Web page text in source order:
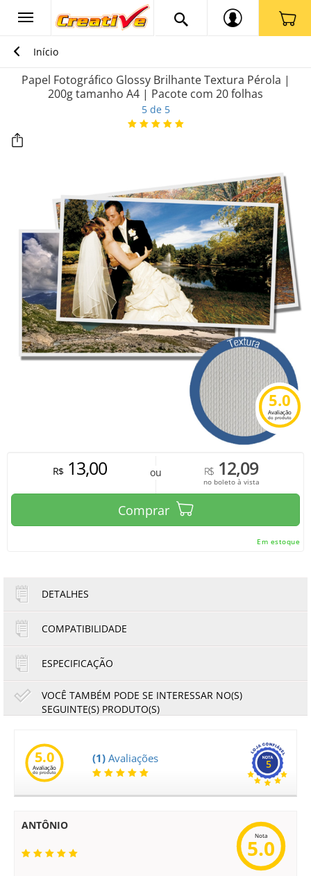
Início
Papel Fotográfico Glossy Brilhante Textura Pérola |
200g tamanho A4 | Pacote com 20 folhas
5 de 5
5.0
Avaliação
do produto
R$13,00 ou R$12,09
no boleto à vista
Comprar
Em estoque
DETALHES
COMPATIBILIDADE
ESPECIFICAÇÃO
VOCÊ TAMBÉM PODE SE INTERESSAR NO(S)
SEGUINTE(S) PRODUTO(S)
DCP8152DN DCP8157DN MFC8952DW | Branca Original
12,00 11,16
no boleto à vista
5.0
Avaliação
do produto
(1) Avaliações 5
ANTÔNIO
Nota
5.0